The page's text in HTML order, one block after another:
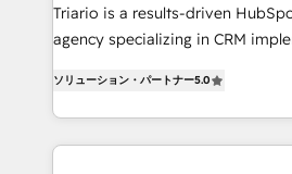
HubSpot “Our experience with the team at Blue Frog
has been nothing short of
them a trusted reputation within
ecosystem as a reliable partner
remarkable experiences for our
Triario is a results-driven
agency specializing in CRM
Integrations, Custom AI agents
Design With over 15 years of experience, we help
companies bridge the gap
ソリューション・パートナー5.0